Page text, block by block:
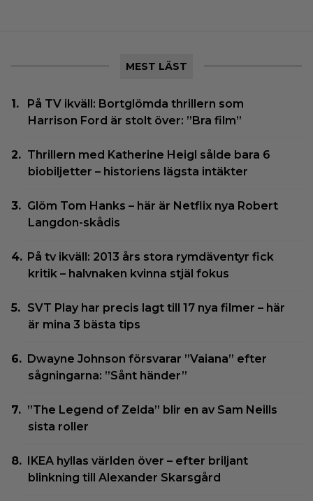
MEST LÄST
På TV ikväll: Bortglömda thrillern som
Harrison Ford är stolt över: ”Bra film”
Thrillern med Katherine Heigl sålde bara 6
biobiljetter – historiens lägsta intäkter
Glöm Tom Hanks – här är Netflix nya Robert
Langdon-skådis
På tv ikväll: 2013 års stora rymdäventyr fick
kritik – halvnaken kvinna stjäl fokus
SVT Play har precis lagt till 17 nya filmer – här
är mina 3 bästa tips
Dwayne Johnson försvarar ”Vaiana” efter
sågningarna: ”Sånt händer”
”The Legend of Zelda” blir en av Sam Neills
sista roller
IKEA hyllas världen över – efter briljant
blinkning till Alexander Skarsgård